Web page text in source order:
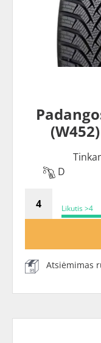
D
Likutis >4
Atsiėmimas